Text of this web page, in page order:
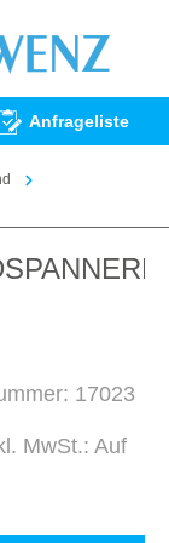
Anfrageliste
17023
MwSt.: Auf